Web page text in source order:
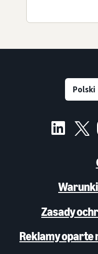
Zasady
Reklamy oparte